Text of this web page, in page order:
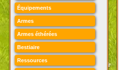
Équipements
Armes
Armes éthérées
Bestiaire
Ressources